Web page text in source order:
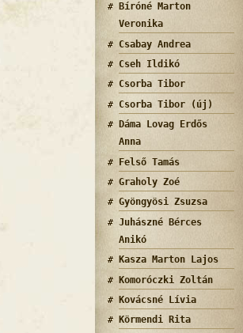
Bíróné Marton
Veronika
Csabay Andrea
Cseh Ildikó
Csorba Tibor
Csorba Tibor (új)
Dáma Lovag Erdős
Anna
Felső Tamás
Graholy Zoé
Gyöngyösi Zsuzsa
Juhászné Bérces
Anikó
Kasza Marton Lajos
Komoróczki Zoltán
Kovácsné Lívia
Körmendi Rita